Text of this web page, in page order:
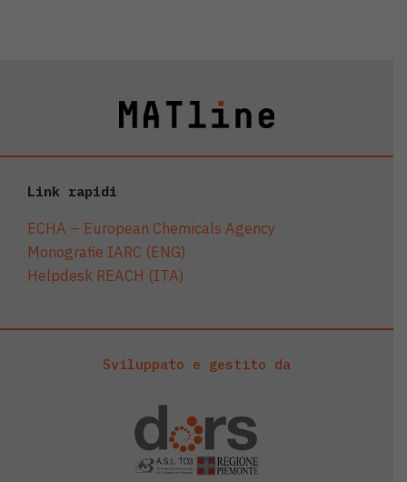
Link rapidi
ECHA – European Chemicals Agency
Monografie IARC (ENG)
Helpdesk REACH (ITA)
Sviluppato e gestito da